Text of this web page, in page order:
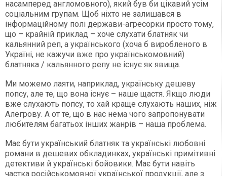
насамперед англомовного), який був би цікавий усім
соціальним групам. Щоб ніхто не залишався в
інформаційному полі держави-агресорки просто тому,
що – крайній приклад – хоче слухати блатняк чи
кальянний реп, а українського (хоча б виробленого в
Україні, не кажучи вже про українськомовний)
блатняка / кальянного репу не існує як явища.
Ми можемо лаяти, наприклад, українську дешеву
попсу, але те, що вона існує – наше щастя. Якщо люди
вже слухають попсу, то хай краще слухають наших, ніж
Алегрову. А от те, що в нас нема чого запропонувати
любителям багатьох інших жанрів – наша проблема.
Має бути український блатняк та українські любовні
романи в дешевих обкладинках, українські примітивні
детективи й українські бойовики. Має бути навіть
частка російськомовної української продукції, але з